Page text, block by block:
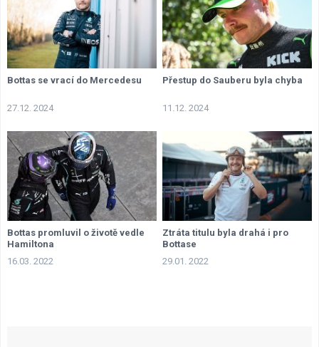
Bottas se vrací do Mercedesu
27.12. 2024
Přestup do Sauberu byla chyba
11.12. 2024
Bottas promluvil o životě vedle
Hamiltona
16.03. 2022
Ztráta titulu byla drahá i pro
Bottase
29.01. 2022